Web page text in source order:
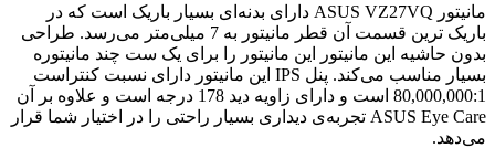
مانیتور ASUS VZ27VQ دارای بدنه‌ای بسیار باریک است که در
باریک ترین قسمت آن قطر مانیتور به 7 میلی‌متر می‌رسد. طراحی
بدون حاشیه این مانیتور این مانیتور را برای یک ست چند مانیتوره
بسیار مناسب می‌کند. پنل IPS این مانیتور دارای نسبت کنتراست
80,000,000:1 است و دارای زاویه دید 178 درجه است و علاوه بر آن
ASUS Eye Care تجربه‌ی دیداری بسیار راحتی را در اختیار شما قرار
می‌دهد.